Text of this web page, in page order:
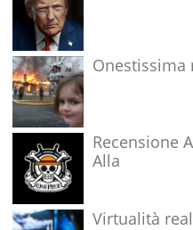
Onestissima
Recensione
Alla
Virtualità